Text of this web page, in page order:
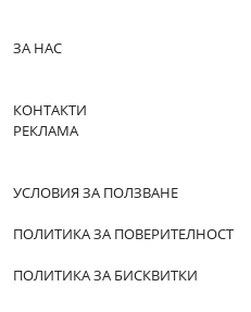
ЗА НАС
КОНТАКТИ
РЕКЛАМА
УСЛОВИЯ ЗА ПОЛЗВАНЕ
ПОЛИТИКА ЗА ПОВЕРИТЕЛНОСТ
ПОЛИТИКА ЗА БИСКВИТКИ